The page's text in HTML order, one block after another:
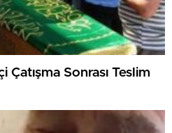
Çatışma Sonrası Teslim